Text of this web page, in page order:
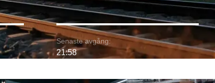
Senaste avgång:
21:58